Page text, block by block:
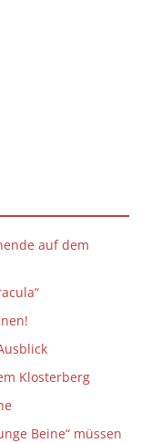
auf dem
Klosterberg
Beine“ müssen